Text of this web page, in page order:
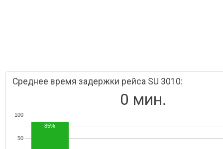
Среднее время задержки рейса SU 3010:
0 мин.
50
100
85%